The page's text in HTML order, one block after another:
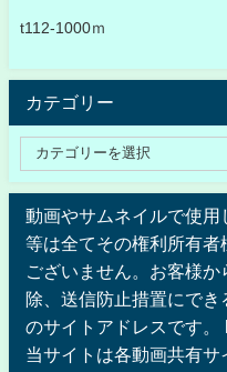
t112-1000ｍ
カテゴリー
動画やサムネイルで使
等は全てその権利所有
ございません。お客様か
除、送信防止措置にで
のサイトアドレスです。
当サイトは各動画共有